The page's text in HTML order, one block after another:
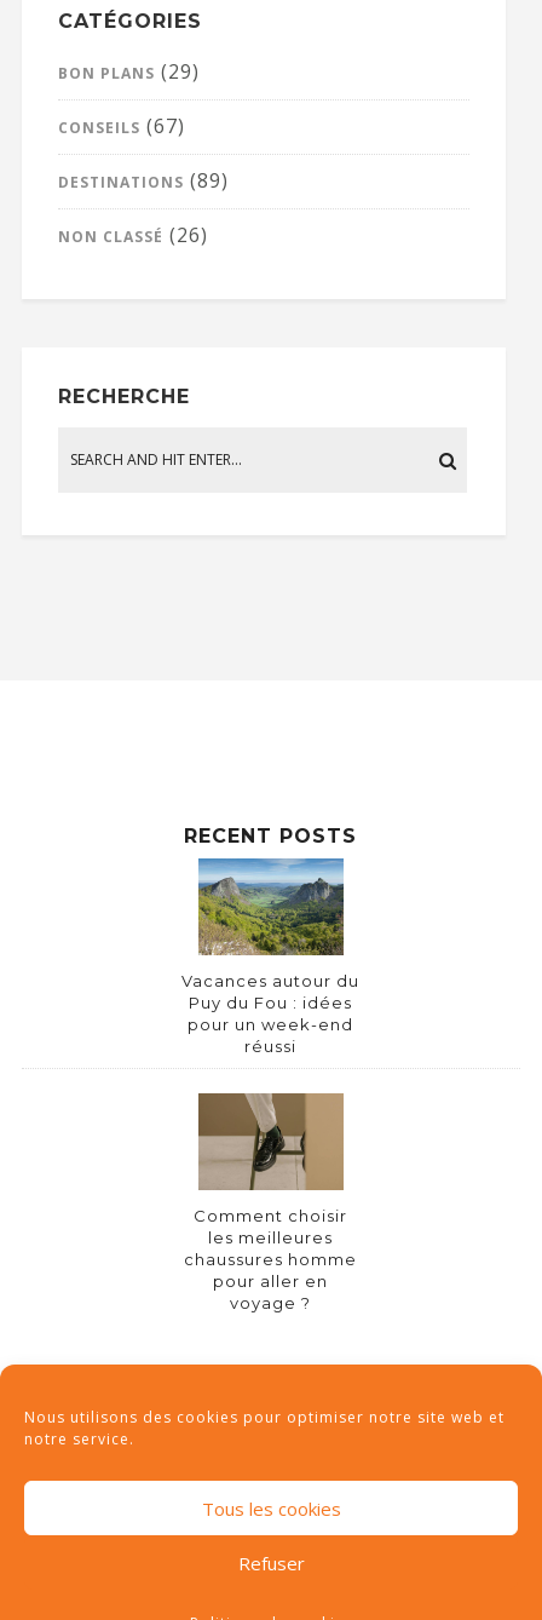
Nous utilisons des cookies pour optimiser notre site web et
notre service.
Tous les cookies
Refuser
CATÉGORIES
BON PLANS (29)
CONSEILS (67)
DESTINATIONS (89)
NON CLASSÉ (26)
RECHERCHE
RECENT POSTS
Vacances autour du
Puy du Fou : idées
pour un week-end
réussi
Comment choisir
les meilleures
chaussures homme
pour aller en
voyage ?